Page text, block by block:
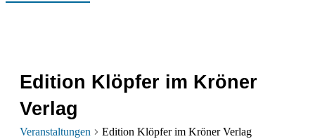
Edition Klöpfer im Kröner
Verlag
Veranstaltungen Edition Klöpfer im Kröner Verlag